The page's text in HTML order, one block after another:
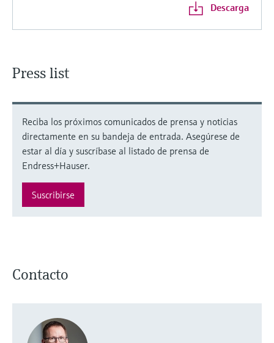
Descarga
Press list
Reciba los próximos comunicados de prensa y noticias
directamente en su bandeja de entrada. Asegúrese de
estar al día y suscríbase al listado de prensa de
Endress+Hauser.
Suscribirse
Contacto